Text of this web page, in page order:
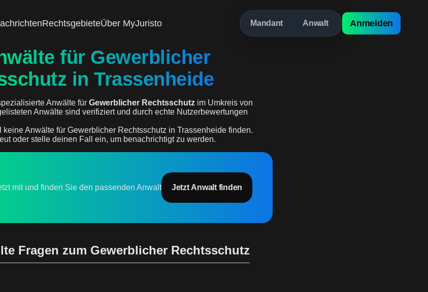
RechtsgebieteÜber MyJuristo Mandant Anwalt Anmelden
für Gewerblicher
in Trassenheide
Anwälte für Gewerblicher Rechtsschutz im Umkreis von
Anwälte sind verifiziert und durch echte Nutzerbewertungen
keine Anwälte für Gewerblicher Rechtsschutz in Trassenheide finden.
oder stelle deinen Fall ein, um benachrichtigt zu werden.
mit und finden Sie den passenden Anwalt Jetzt Anwalt finden
Fragen zum Gewerblicher Rechtsschutz